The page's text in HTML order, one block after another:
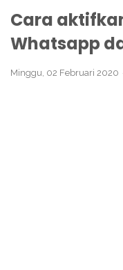
Cara
Whatsapp
Minggu, 02 Februari 2020